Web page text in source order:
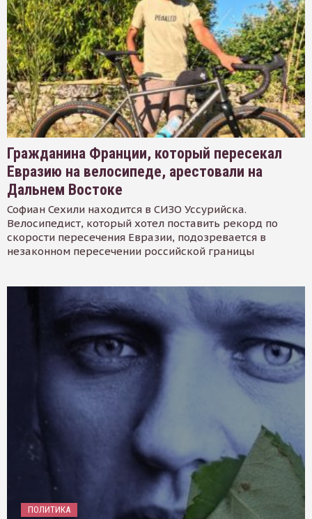
Гражданина Франции, который пересекал
Евразию на велосипеде, арестовали на
Дальнем Востоке
Софиан Сехили находится в СИЗО Уссурийска.
Велосипедист, который хотел поставить рекорд по
скорости пересечения Евразии, подозревается в
незаконном пересечении российской границы
ПОЛИТИКА